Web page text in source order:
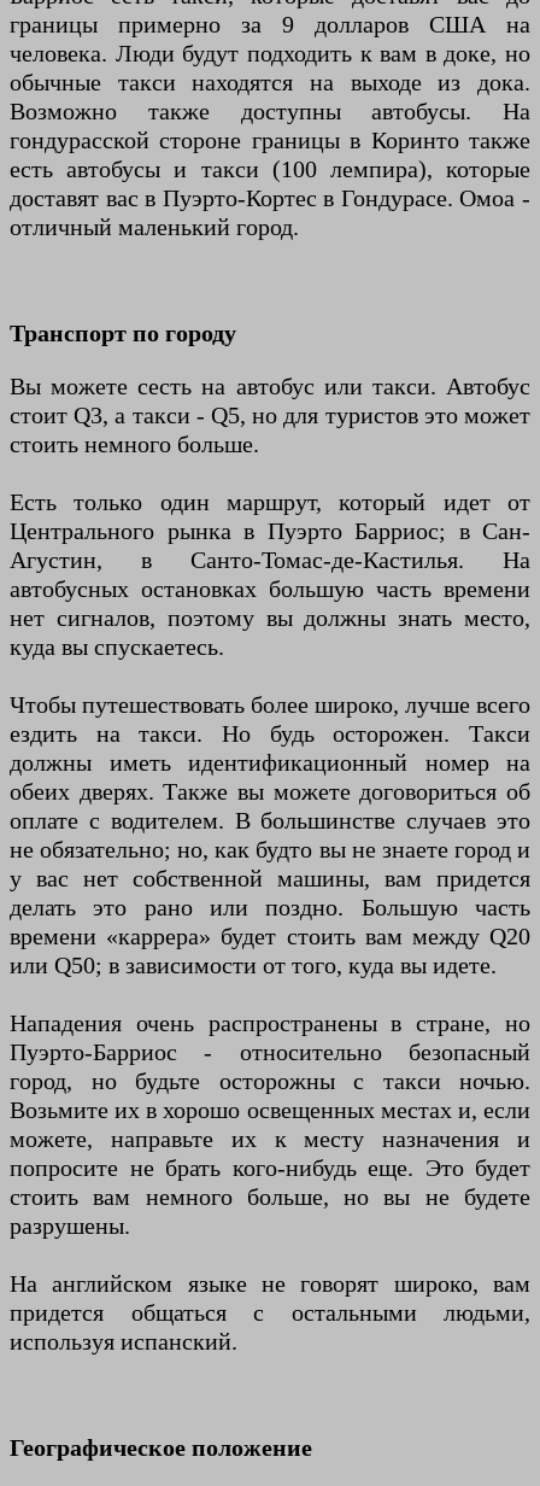
границы примерно за 9 долларов США на
человека. Люди будут подходить к вам в доке, но
обычные такси находятся на выходе из дока.
Возможно также доступны автобусы. На
гондурасской стороне границы в Коринто также
есть автобусы и такси (100 лемпира), которые
доставят вас в Пуэрто-Кортес в Гондурасе. Омоа -
отличный маленький город.
Транспорт по городу
Вы можете сесть на автобус или такси. Автобус
стоит Q3, а такси - Q5, но для туристов это может
стоить немного больше.
Есть только один маршрут, который идет от
Центрального рынка в Пуэрто Барриос; в Сан-
Агустин, в Санто-Томас-де-Кастилья. На
автобусных остановках большую часть времени
нет сигналов, поэтому вы должны знать место,
куда вы спускаетесь.
Чтобы путешествовать более широко, лучше всего
ездить на такси. Но будь осторожен. Такси
должны иметь идентификационный номер на
обеих дверях. Также вы можете договориться об
оплате с водителем. В большинстве случаев это
не обязательно; но, как будто вы не знаете город и
у вас нет собственной машины, вам придется
делать это рано или поздно. Большую часть
времени «каррера» будет стоить вам между Q20
или Q50; в зависимости от того, куда вы идете.
Нападения очень распространены в стране, но
Пуэрто-Барриос - относительно безопасный
город, но будьте осторожны с такси ночью.
Возьмите их в хорошо освещенных местах и, если
можете, направьте их к месту назначения и
попросите не брать кого-нибудь еще. Это будет
стоить вам немного больше, но вы не будете
разрушены.
На английском языке не говорят широко, вам
придется общаться с остальными людьми,
используя испанский.
Географическое положение